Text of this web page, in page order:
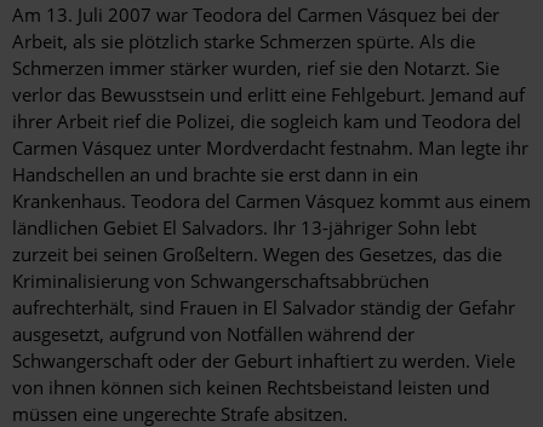
Am 13. Juli 2007 war Teodora del Carmen Vásquez bei der
Arbeit, als sie plötzlich starke Schmerzen spürte. Als die
Schmerzen immer stärker wurden, rief sie den Notarzt. Sie
verlor das Bewusstsein und erlitt eine Fehlgeburt. Jemand auf
ihrer Arbeit rief die Polizei, die sogleich kam und Teodora del
Carmen Vásquez unter Mordverdacht festnahm. Man legte ihr
Handschellen an und brachte sie erst dann in ein
Krankenhaus. Teodora del Carmen Vásquez kommt aus einem
ländlichen Gebiet El Salvadors. Ihr 13-jähriger Sohn lebt
zurzeit bei seinen Großeltern. Wegen des Gesetzes, das die
Kriminalisierung von Schwangerschaftsabbrüchen
aufrechterhält, sind Frauen in El Salvador ständig der Gefahr
ausgesetzt, aufgrund von Notfällen während der
Schwangerschaft oder der Geburt inhaftiert zu werden. Viele
von ihnen können sich keinen Rechtsbeistand leisten und
müssen eine ungerechte Strafe absitzen.